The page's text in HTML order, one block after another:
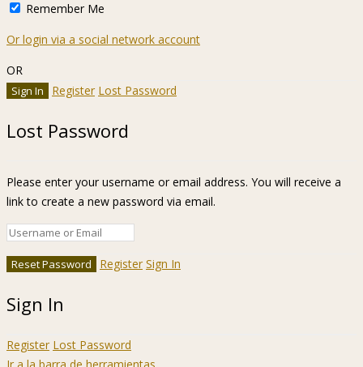
Remember Me
Or login via a social network account
OR
Register Lost Password
Lost Password
Please enter your username or email address. You will receive a
link to create a new password via email.
Register Sign In
Sign In
Register Lost Password